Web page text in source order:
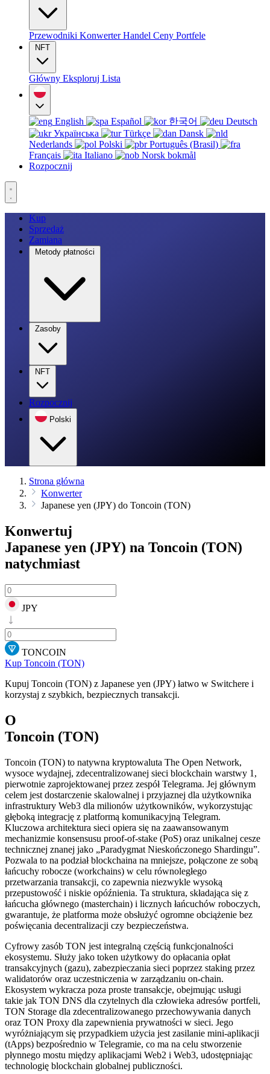
Przewodniki KonwerterHandel Ceny Portfele
NFT
Główny Eksploruj Lista
English Español 한국어
Deutsch
Українська
Türkçe
Dansk
Nederlands
Polski
Português (Brasil)
Français
Italiano
Norsk bokmål
Rozpocznij
Kup
Sprzedaż
Zamiana
Metody płatności
Zasoby
NFT
Rozpocznij
Polski
Strona główna
Konwerter
Japanese yen (JPY) do Toncoin (TON)
Konwertuj
Japanese yen (JPY) na Toncoin (TON)
natychmiast
JPY
TONCOIN
Kup Toncoin (TON)
Kupuj Toncoin (TON) z Japanese yen (JPY) łatwo w Switchere i
korzystaj z szybkich, bezpiecznych transakcji.
O
Toncoin (TON)
Toncoin (TON) to natywna kryptowaluta The Open Network,
wysoce wydajnej, zdecentralizowanej sieci blockchain warstwy 1,
pierwotnie zaprojektowanej przez zespół Telegrama. Jej głównym
celem jest dostarczenie skalowalnej i przyjaznej dla użytkownika
infrastruktury Web3 dla milionów użytkowników, wykorzystując
głęboką integrację z platformą komunikacyjną Telegram.
Kluczowa architektura sieci opiera się na zaawansowanym
mechanizmie konsensusu proof-of-stake (PoS) oraz unikalnej cesze
technicznej znanej jako „Paradygmat Nieskończonego Shardingu”.
Pozwala to na podział blockchaina na mniejsze, połączone ze sobą
łańcuchy robocze (workchains) w celu równoległego
przetwarzania transakcji, co zapewnia niezwykle wysoką
przepustowość i niskie opóźnienia. Ta struktura, składająca się z
łańcucha głównego (masterchain) i licznych łańcuchów roboczych,
gwarantuje, że platforma może obsłużyć ogromne obciążenie bez
poświęcania decentralizacji czy bezpieczeństwa.
Cyfrowy zasób TON jest integralną częścią funkcjonalności
ekosystemu. Służy jako token użytkowy do opłacania opłat
transakcyjnych (gazu), zabezpieczania sieci poprzez staking przez
walidatorów oraz uczestniczenia w zarządzaniu on-chain.
Ekosystem wykracza poza proste transakcje, obejmując usługi
takie jak TON DNS dla czytelnych dla człowieka adresów portfeli,
TON Storage dla zdecentralizowanego przechowywania danych
oraz TON Proxy dla zapewnienia prywatności w sieci. Jego
wyróżniającym się przypadkiem użycia jest zasilanie mini-aplikacji
(tApps) bezpośrednio w Telegramie, co ma na celu stworzenie
płynnego mostu między aplikacjami Web2 i Web3, udostępniając
technologię blockchain globalnej publiczności.